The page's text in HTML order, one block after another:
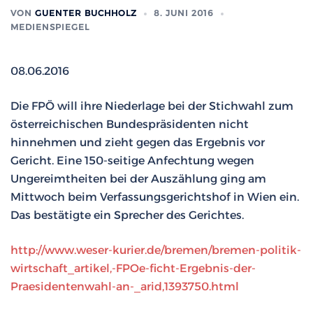
VON GUENTER BUCHHOLZ
8. JUNI 2016
MEDIENSPIEGEL
08.06.2016
Die FPÖ will ihre Niederlage bei der Stichwahl zum
österreichischen Bundespräsidenten nicht
hinnehmen und zieht gegen das Ergebnis vor
Gericht. Eine 150-seitige Anfechtung wegen
Ungereimtheiten bei der Auszählung ging am
Mittwoch beim Verfassungsgerichtshof in Wien ein.
Das bestätigte ein Sprecher des Gerichtes.
http://www.weser-kurier.de/bremen/bremen-politik-
wirtschaft_artikel,-FPOe-ficht-Ergebnis-der-
Praesidentenwahl-an-_arid,1393750.html